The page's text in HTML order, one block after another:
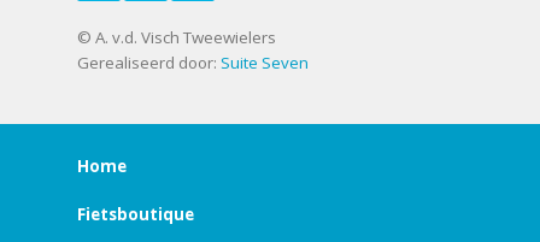
© A. v.d. Visch Tweewielers
Gerealiseerd door: Suite Seven
Home
Fietsboutique